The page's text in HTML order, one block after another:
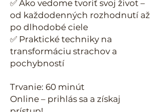
✅ Ako vedome tvoriť svoj život –
od každodenných rozhodnutí až
po dlhodobé ciele
✅ Praktické techniky na
transformáciu strachov a
pochybností
Trvanie: 60 minút
Online – prihlás sa a získaj